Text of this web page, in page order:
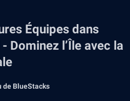
Équipes dans
Dominez l’Île avec la
de BlueStacks